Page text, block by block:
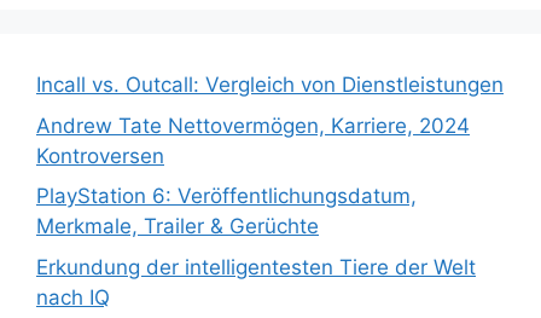
Incall vs. Outcall: Vergleich von Dienstleistungen
Andrew Tate Nettovermögen, Karriere, 2024
Kontroversen
PlayStation 6: Veröffentlichungsdatum,
Merkmale, Trailer & Gerüchte
Erkundung der intelligentesten Tiere der Welt
nach IQ